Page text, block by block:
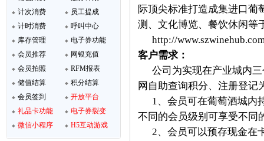
计次消费
计时消费
库存管理
会员推荐
会员拍照
储值结算
会员签到
礼品卡功能
微信小程序
员工提成
呼叫中心
电子券功能
网银充值
RFM报表
积分结算
开放平台
电子券裂变
H5互动游戏
际顶尖标准打造成集进口葡
测、文化博览、餐饮休闲等
http://
客户需求：
公司为实现在产业城内
网自助查询积分、注册登记
1、会员可在葡萄酒城内
不同的会员级别可享受不同
2、会员可以预存现金在